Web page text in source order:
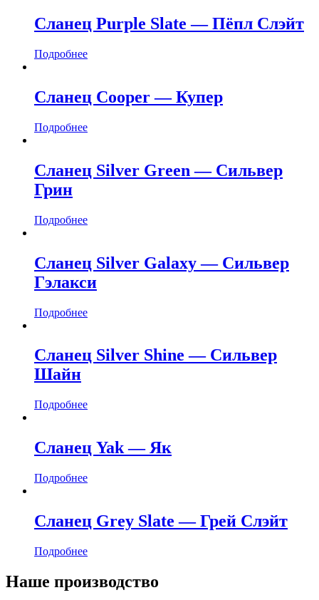
Сланец Purple Slate — Пёпл Слэйт
Подробнее
Сланец Cooper — Купер
Подробнее
Сланец Silver Green — Сильвер
Грин
Подробнее
Сланец Silver Galaxy — Сильвер
Гэлакси
Подробнее
Сланец Silver Shine — Сильвер
Шайн
Подробнее
Сланец Yak — Як
Подробнее
Сланец Grey Slate — Грей Слэйт
Подробнее
Наше производство